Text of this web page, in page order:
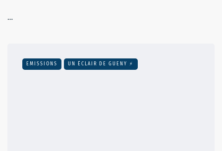
…
EMISSIONS UN ÉCLAIR DE GUENY ⚡️